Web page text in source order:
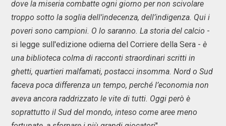
dove la miseria combatte ogni giorno per non scivolare
troppo sotto la soglia dell’indecenza, dell’indigenza. Qui i
poveri sono campioni. O lo saranno. La storia del calcio -
si legge sull'edizione odierna del Corriere della Sera - è
una biblioteca colma di racconti straordinari scritti in
ghetti, quartieri malfamati, postacci insomma. Nord o Sud
faceva poca differenza un tempo, perché l’economia non
aveva ancora raddrizzato le vite di tutti. Oggi però è
soprattutto il Sud del mondo, inteso come aree meno